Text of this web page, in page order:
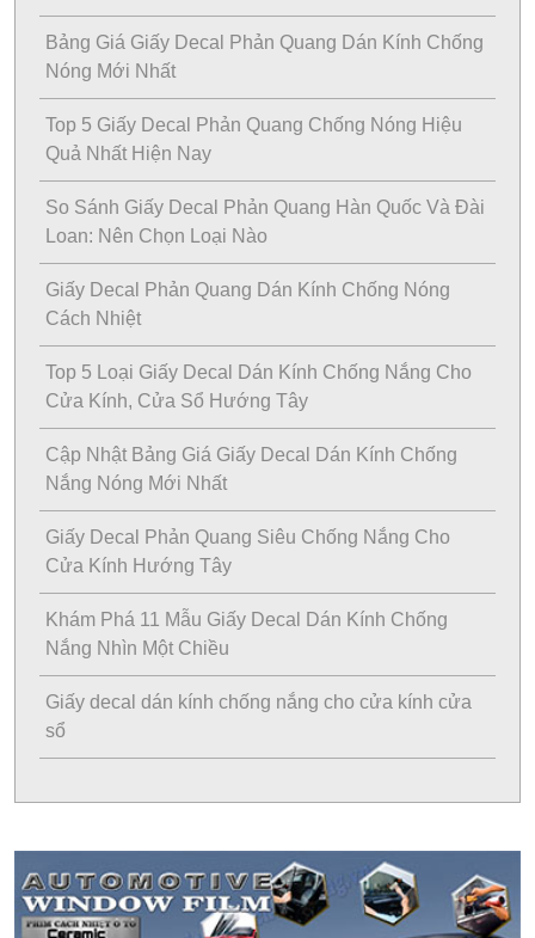
Bảng Giá Giấy Decal Phản Quang Dán Kính Chống
Nóng Mới Nhất
Top 5 Giấy Decal Phản Quang Chống Nóng Hiệu
Quả Nhất Hiện Nay
So Sánh Giấy Decal Phản Quang Hàn Quốc Và Đài
Loan: Nên Chọn Loại Nào
Giấy Decal Phản Quang Dán Kính Chống Nóng
Cách Nhiệt
Top 5 Loại Giấy Decal Dán Kính Chống Nắng Cho
Cửa Kính, Cửa Sổ Hướng Tây
Cập Nhật Bảng Giá Giấy Decal Dán Kính Chống
Nắng Nóng Mới Nhất
Giấy Decal Phản Quang Siêu Chống Nắng Cho
Cửa Kính Hướng Tây
Khám Phá 11 Mẫu Giấy Decal Dán Kính Chống
Nắng Nhìn Một Chiều
Giấy decal dán kính chống nắng cho cửa kính cửa
sổ